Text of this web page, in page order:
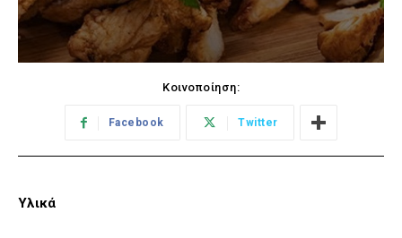
Κοινοποίηση:
Facebook Twitter
Υλικά